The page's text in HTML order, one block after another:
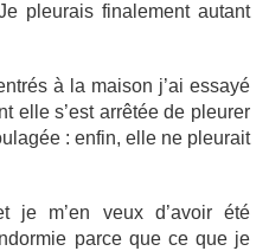
pleurais finalement autant
à la maison j’ai essayé
elle s’est arrêtée de pleurer
: enfin, elle ne pleurait
je m’en veux d’avoir été
parce que ce que je